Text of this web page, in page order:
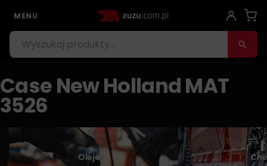
MENU
Case New Holland MAT
3526
Oleje